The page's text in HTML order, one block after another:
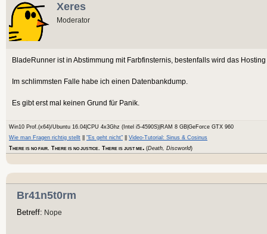
Xeres
Moderator
BladeRunner ist in Abstimmung mit Farbfinsternis, bestenfalls wird das
Im schlimmsten Falle habe ich einen Datenbankdump.
Es gibt erst mal keinen Grund für Panik.
Win10 Prof.(x64)/Ubuntu 16.04|CPU 4x3Ghz (Intel i5-4590S)|RAM 8 GB|GeForce GTX 960
Wie man Fragen richtig stellt
"Es geht nicht"
Video-Tutorial: Sinus & Cosinus
THERE IS NO FAIR. THERE IS NO JUSTICE. THERE IS JUST ME. (Death, Discworld)
Br41n5t0rm
Betreff: Nope